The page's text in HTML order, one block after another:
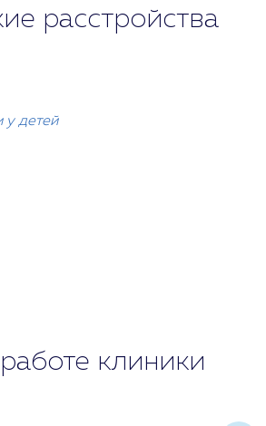
расстройства
у детей
клиники